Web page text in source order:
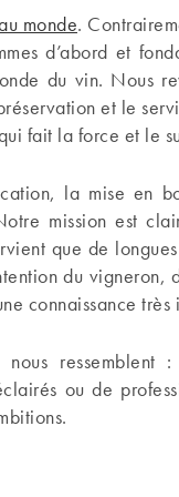
monde.
d’abord et
du vin. Nous
et le
fait la force et le
la mise en
mission est
que de longues
du vigneron,
connaissance très
nous
ou de